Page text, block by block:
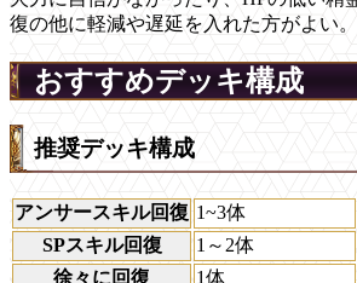
復の他に軽減や遅延を入れた方がよい。
おすすめデッキ構成
推奨デッキ構成
アンサースキル回復 1~3体
SPスキル回復
1～2体
徐々に回復
1体